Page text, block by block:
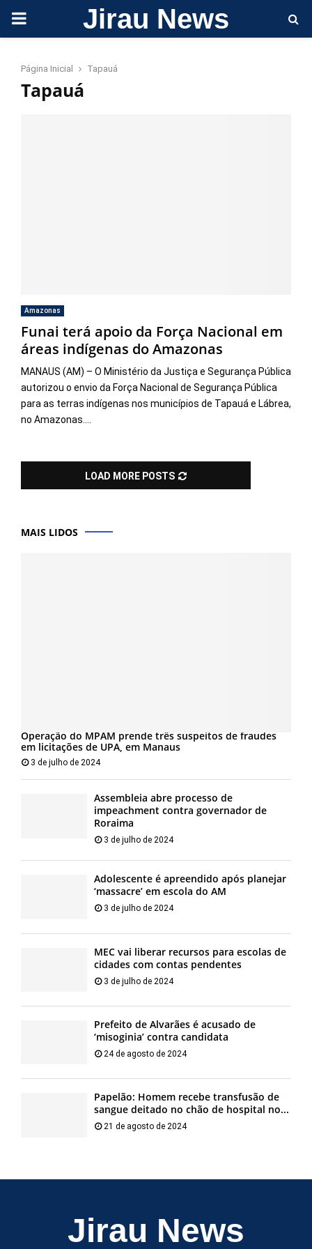
PRIMARY Jirau News
Página Inicial Tapauá
Tapauá
Amazonas
Funai terá apoio da Força Nacional em
áreas indígenas do Amazonas
MANAUS (AM) – O Ministério da Justiça e Segurança Pública
autorizou o envio da Força Nacional de Segurança Pública
para as terras indígenas nos municípios de Tapauá e Lábrea,
no Amazonas....
LOAD MORE POSTS
MAIS LIDOS
Operação do MPAM prende três suspeitos de fraudes
em licitações de UPA, em Manaus
3 de julho de 2024
Assembleia abre processo de
impeachment contra governador de
Roraima
3 de julho de 2024
Adolescente é apreendido após planejar
‘massacre’ em escola do AM
3 de julho de 2024
MEC vai liberar recursos para escolas de
cidades com contas pendentes
3 de julho de 2024
Prefeito de Alvarães é acusado de
‘misoginia’ contra candidata
24 de agosto de 2024
Papelão: Homem recebe transfusão de
sangue deitado no chão de hospital no...
21 de agosto de 2024
Jirau News